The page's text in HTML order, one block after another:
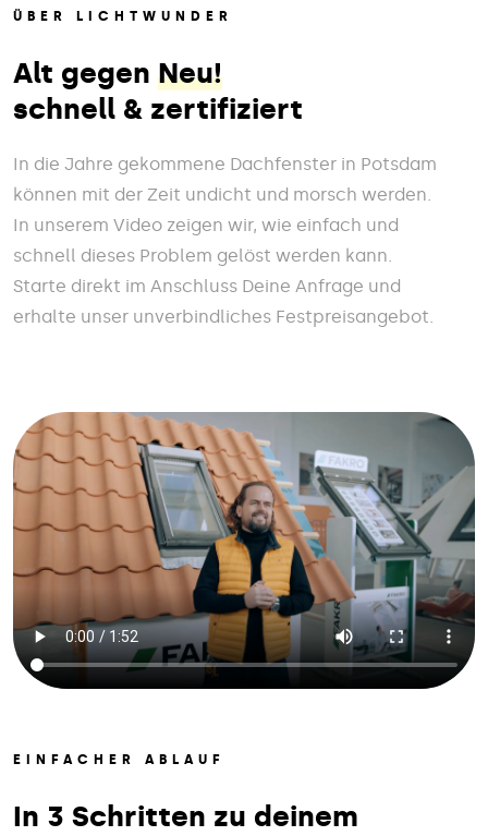
ÜBER LICHTWUNDER
Alt gegen Neu!
schnell & zertifiziert
In die Jahre gekommene Dachfenster in Potsdam
können mit der Zeit undicht und morsch werden.
In unserem Video zeigen wir, wie einfach und
schnell dieses Problem gelöst werden kann.
Starte direkt im Anschluss Deine Anfrage und
erhalte unser unverbindliches Festpreisangebot.
EINFACHER ABLAUF
In 3 Schritten zu deinem